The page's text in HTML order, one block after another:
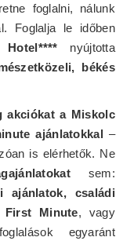
foglalni, nálunk
Foglalja le időben
nyújtotta
békés
akciókat a Miskolc
ajánlatokkal –
is elérhetők. Ne
sem:
ajánlatok, családi
First Minute, vagy
egyaránt